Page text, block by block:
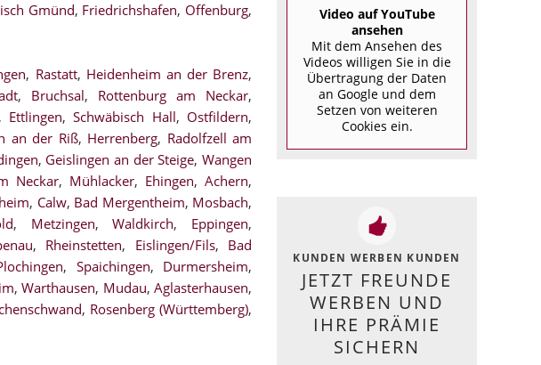
Gmünd, Friedrichshafen, Offenburg,
, Rastatt, Heidenheim an der Brenz,
, Bruchsal, Rottenburg am Neckar,
, Ettlingen,Schwäbisch Hall, Ostfildern,
an der Riß, Herrenberg, Radolfzell am
, Geislingen an der Steige,Wangen
Neckar, Mühlacker, Ehingen, Achern,
, Calw, Bad Mergentheim, Mosbach,
, Metzingen,Waldkirch, Eppingen,
, Rheinstetten, Eislingen/Fils, Bad
, Spaichingen, Durmersheim,
,Warthausen, Mudau,Aglasterhausen,
, Rosenberg (Württemberg),
Video auf YouTube
ansehen
Mit dem Ansehen des
Videos willigen Sie in die
Übertragung der Daten
an Google und dem
Setzen von weiteren
Cookies ein.
KUNDEN WERBEN KUNDEN
JETZT FREUNDE
WERBEN UND
IHRE PRÄMIE
SICHERN